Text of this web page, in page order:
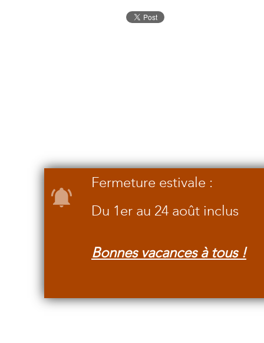
Fermeture estivale :
Du 1er au 24 août inclus
Bonnes vacances à tous !